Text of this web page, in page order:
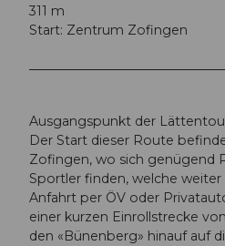
311 m
Start: Zentrum Zofingen
Ausgangspunkt der
Der Start dieser Route
Zofingen, wo sich genügend
Sportler finden, welche
Anfahrt per ÖV oder
einer kurzen Einrollstrecke
den «Bünenberg» hinauf auf